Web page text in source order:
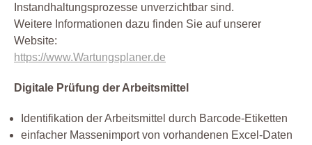
Instandhaltungsprozesse unverzichtbar sind.
Weitere Informationen dazu finden Sie auf unserer
Website:
https://www.Wartungsplaner.de
Digitale Prüfung der Arbeitsmittel
Identifikation der Arbeitsmittel durch Barcode-Etiketten
einfacher Massenimport von vorhandenen Excel-Daten